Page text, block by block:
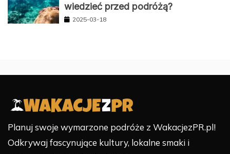
wiedzieć przed podróżą?
2025-03-18
Planuj swoje wymarzone podróże z WakacjezPR.pl!
Odkrywaj fascynujące kultury, lokalne smaki i